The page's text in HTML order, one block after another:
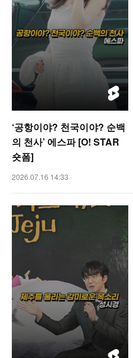
‘공항이야? 천국이야? 순백
의 천사’ 에스파 [O! STAR
숏폼]
2026.07.16 14:33